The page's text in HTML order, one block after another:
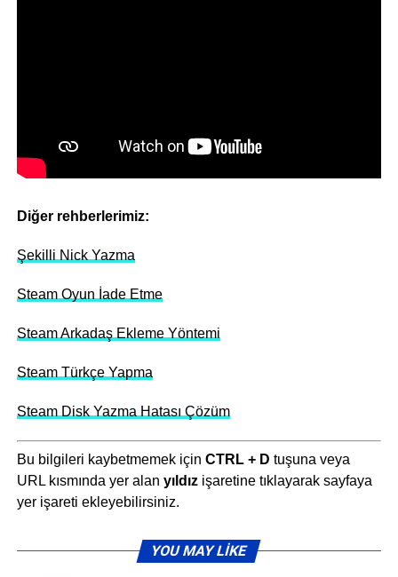
Diğer rehberlerimiz:
Şekilli Nick Yazma
Steam Oyun İade Etme
Steam Arkadaş Ekleme Yöntemi
Steam Türkçe Yapma
Steam Disk Yazma Hatası Çözüm
Bu bilgileri kaybetmemek için CTRL + D tuşuna veya
URL kısmında yer alan yıldızişaretine tıklayarak sayfaya
yer işareti ekleyebilirsiniz.
YOU MAY LIKE